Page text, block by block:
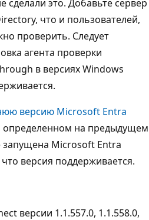
сделали это. Добавьте сервер
что и пользователей,
проверить. Следует
агента проверки
в версиях Windows
версию Microsoft Entra
определенном на предыдущем
запущена Microsoft Entra
версия поддерживается.
версии 1.1.557.0, 1.1.558.0,